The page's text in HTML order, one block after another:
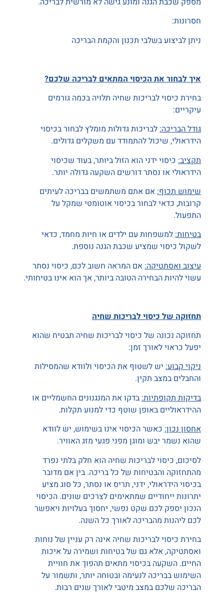
חסרונות:
ניתן לביצוע בשלבי תכנון והקמת הבריכה
איך לבחור את הכיסוי המתאים לבריכה שלכם?
בחירת כיסוי לבריכות שחיה תלויה בכמה גורמים
עיקריים:
גודל הבריכה:לבריכות גדולות מומלץ לבחור בכיסוי
הידראולי, שיכול להתמודד עם משקלים גדולים.
תקציב: כיסוי ידני הוא הזול ביותר, בעוד שכיסוי
הידראולי או נסתר דורשים השקעה גדולה יותר.
שימוש תכוף:אם אתם משתמשים בבריכה לעיתים
קרובות, כדאי לבחור בכיסוי אוטומטי שמקל על
התפעול.
בטיחות:למשפחות עם ילדים או חיות מחמד, כדאי
לשקול כיסוי שמציע שכבת הגנה נוספת.
עיצוב ואסתטיקה:אם המראה חשוב לכם, כיסוי נסתר
עשוי להיות הבחירה הטובה ביותר, אך הוא אינו בטיחותי.
תחזוקה של כיסוי לבריכות שחיה
תחזוקה נכונה של כיסוי לבריכות שחיה תבטיח שהוא
יפעל כראוי לאורך זמן:
ניקוי קבוע:יש לשטוף את הכיסוי ולוודא שהמסילות
והחבלים במצב תקין.
בדיקות תקופתיות: בדקו את המנגנונים החשמליים או
ההידראוליים באופן שוטף כדי למנוע תקלות.
אחסון נכון:כאשר הכיסוי אינו בשימוש, יש לוודא
שהוא נשמר יבש ומוגן מפני פגעי מזג האוויר.
לסיכום, כיסוי לבריכות שחיה הוא חלק בלתי נפרד
מהתחזוקה והבטיחות של כל בריכה. בין אם מדובר
בכיסוי הידראולי, ידני, תריס או נסתר, כל סוג מציע
יתרונות ייחודיים שמתאימים לצרכים שונים. הכיסוי
הנכון יספק לכם שקט נפשי, יחסוך בעלויות ויאפשר
לכם ליהנות מהבריכה לאורך כל השנה.
בחירת כיסוי לבריכות שחיה אינה רק עניין של נוחות
ואסתטיקה, אלא גם של בטיחות ושמירה על איכות
החיים. השקעה בכיסוי מתאים תהפוך את חוויית
השימוש בבריכה לנעימה ובטוחה יותר, ותשמור על
הבריכה שלכם במצב מיטבי לאורך שנים רבות.